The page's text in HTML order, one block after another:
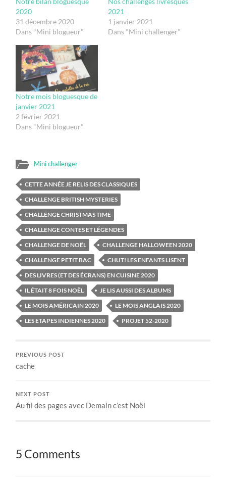
2020
31 décembre 2020
Dans "Mini blogueur"
2021
1 janvier 2021
Dans "Mini challenger"
Notre mois bloguesque de
janvier 2021
2 février 2021
Dans "Mini blogueur"
Mini challenger
CETTE ANNÉE JE RELIS DES CLASSIQUES
CHALLENGE BRITISH MYSTERIES
CHALLENGE CHRISTMAS TIME
CHALLENGE CONTES ET LÉGENDES
CHALLENGE DE NOËL
CHALLENGE HALLOWEEN 2020
CHALLENGE PETIT BAC
CHUT! LES ENFANTS LISENT
DES LIVRES (ET DES ÉCRANS) EN CUISINE 2020
IL ÉTAIT 8 FOIS NOËL
JE LIS AUSSI DES ALBUMS
LE MOIS AMÉRICAIN 2020
LE MOIS ANGLAIS 2020
LES ETAPES INDIENNES 2020
PROJET 52-2020
PREVIOUS POST
cache
NEXT POST
Au fil des pages avec Demain c’est Noël
5 Comments